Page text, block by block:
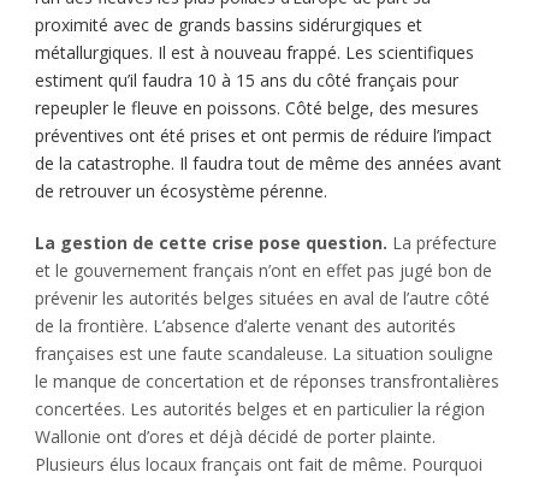
proximité avec de grands bassins sidérurgiques et
métallurgiques. Il est à nouveau frappé. Les scientifiques
estiment qu’il faudra 10 à 15 ans du côté français pour
repeupler le fleuve en poissons. Côté belge, des mesures
préventives ont été prises et ont permis de réduire l’impact
de la catastrophe. Il faudra tout de même des années avant
de retrouver un écosystème pérenne.
La gestion de cette crise pose question. La préfecture
et le gouvernement français n’ont en effet pas jugé bon de
prévenir les autorités belges situées en aval de l’autre côté
de la frontière. L’absence d’alerte venant des autorités
françaises est une faute scandaleuse. La situation souligne
le manque de concertation et de réponses transfrontalières
concertées. Les autorités belges et en particulier la région
Wallonie ont d’ores et déjà décidé de porter plainte.
Plusieurs élus locaux français ont fait de même. Pourquoi